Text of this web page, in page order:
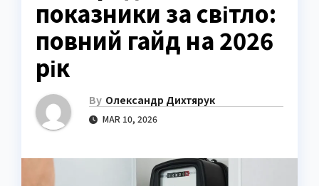
показники за світло:
повний гайд на 2026
рік
By Олександр Дихтярук
MAR 10, 2026